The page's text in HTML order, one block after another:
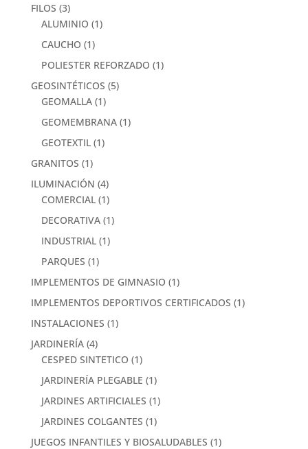
FILOS (3)
ALUMINIO (1)
CAUCHO (1)
POLIESTER REFORZADO (1)
GEOSINTÉTICOS (5)
GEOMALLA (1)
GEOMEMBRANA (1)
GEOTEXTIL (1)
GRANITOS (1)
ILUMINACIÓN (4)
COMERCIAL (1)
DECORATIVA (1)
INDUSTRIAL (1)
PARQUES (1)
IMPLEMENTOS DE GIMNASIO (1)
IMPLEMENTOS DEPORTIVOS CERTIFICADOS (1)
INSTALACIONES (1)
JARDINERÍA (4)
CESPED SINTETICO (1)
JARDINERÍA PLEGABLE (1)
JARDINES ARTIFICIALES (1)
JARDINES COLGANTES (1)
JUEGOS INFANTILES Y BIOSALUDABLES (1)